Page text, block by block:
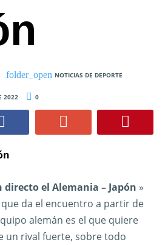
NOTICIAS DE DEPORTE
2022 0
directo el Alemania – Japón »
que da el encuentro a partir de
alemán es el que quiere
un rival fuerte, sobre todo